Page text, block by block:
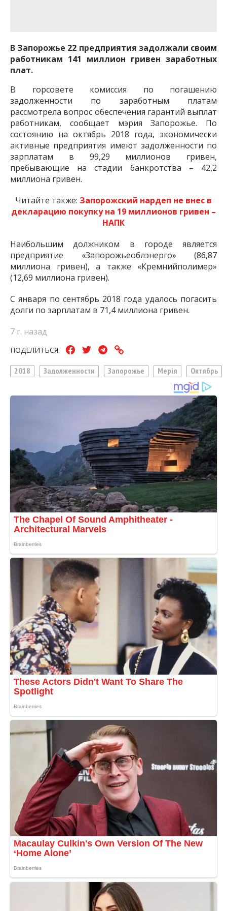
В Запорожье 22 предприятия задолжали своим
работникам 141 миллион гривен заработных
плат.
В горсовете комиссия по погашению
задолженности по заработным платам
рассмотрела вопрос обеспечения гарантий выплат
работникам, сообщает мэрия Запорожье. По
состоянию на октябрь 2018 года, экономически
активные предприятия имеют задолженности по
зарплатам в 99,29 миллионов гривен,
пребывающие на стадии банкротства – 42,2
миллиона гривен.
Читайте также: Запорожский нардеп не внес в
декларацию покупку на 19 миллионов гривен –
НАПК
Наибольшим должником в городе является
предприятие «Запорожьеоблэнерго» (86,87
миллиона гривен), а также «Кремнийполимер»
(12,69 миллиона гривен).
С января по сентябрь 2018 года удалось погасить
долги по зарплатам в 71,4 миллиона гривен.
7 г. назад
ПОДЕЛИТЬСЯ:
2018 Задолженности Запорожье Мерія Октябрь